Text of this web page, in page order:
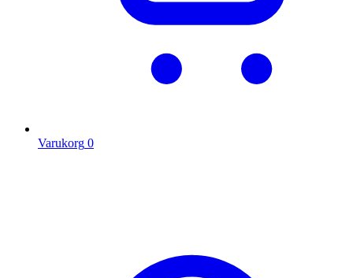
Varukorg 0